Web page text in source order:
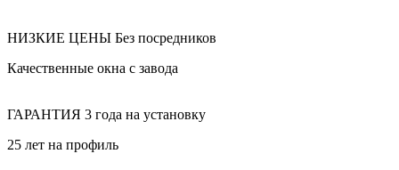
НИЗКИЕ ЦЕНЫ Без посредников
Качественные окна с завода
ГАРАНТИЯ 3 года на установку
25 лет на профиль